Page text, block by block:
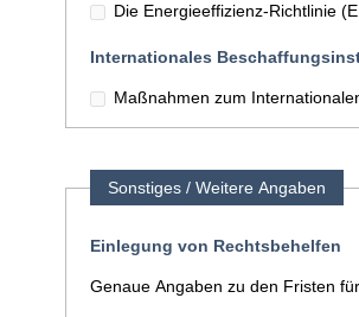
Die Energieeffizienz-Richtlinie
Internationales
Maßnahmen zum
Sonstiges / Weitere Angaben
Einlegung von Rechtsbehelfen
Genaue Angaben zu den Fristen